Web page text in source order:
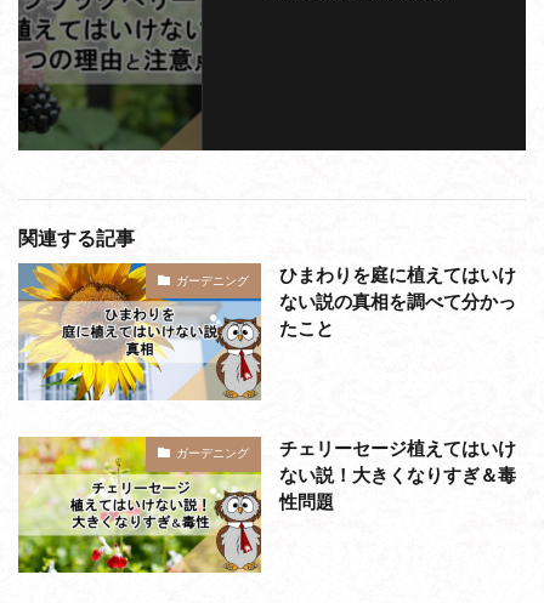
関連する記事
ガーデニング
ひまわりを庭に植えてはいけ
ない説の真相を調べて分かっ
たこと
ガーデニング
チェリーセージ植えてはいけ
ない説！大きくなりすぎ＆毒
性問題